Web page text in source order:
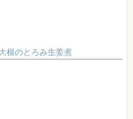
根のとろみ生姜煮